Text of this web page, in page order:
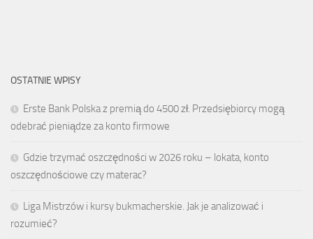
OSTATNIE WPISY
Erste Bank Polska z premią do 4500 zł. Przedsiębiorcy mogą
odebrać pieniądze za konto firmowe
Gdzie trzymać oszczędności w 2026 roku – lokata, konto
oszczędnościowe czy materac?
Liga Mistrzów i kursy bukmacherskie. Jak je analizować i
rozumieć?